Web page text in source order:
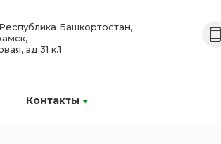
Контакты
Башкортостан,
зд.31 к.1